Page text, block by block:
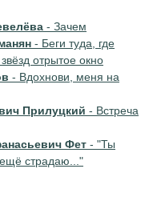
- Зачем
- Беги туда, где
отрытое окно
- Вдохнови, меня на
Прилуцкий - Встреча
Фет - "Ты
страдаю..."